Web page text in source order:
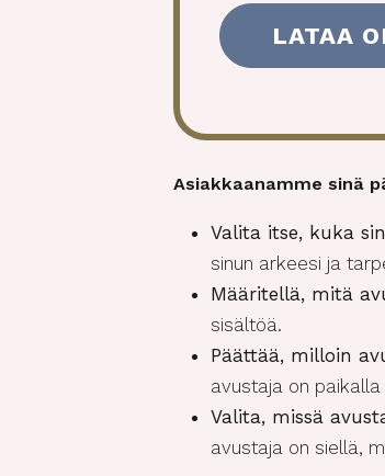
P
o
l
n
e
)
Asiakkaanamme sinä
Valita itse, kuka
sinun arkeesi ja
Määritellä, mitä
sisältöä.
Päättää, milloin
avustaja on
Valita, missä
avustaja on siellä,